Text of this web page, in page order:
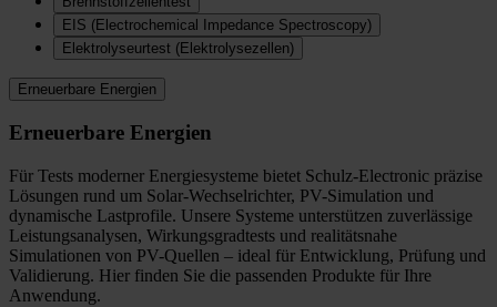
EIS (Electrochemical Impedance Spectroscopy)
Elektrolyseurtest (Elektrolysezellen)
Erneuerbare Energien
Erneuerbare Energien
Für Tests moderner Energiesysteme bietet Schulz-Electronic präzise
Lösungen rund um Solar-Wechselrichter, PV-Simulation und
dynamische Lastprofile. Unsere Systeme unterstützen zuverlässige
Leistungsanalysen, Wirkungsgradtests und realitätsnahe
Simulationen von PV-Quellen – ideal für Entwicklung, Prüfung und
Validierung. Hier finden Sie die passenden Produkte für Ihre
Anwendung.